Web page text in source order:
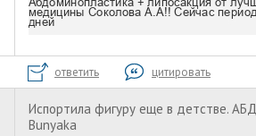
ответить цитировать
Испортила фигуру еще в детстве.
Bunyaka